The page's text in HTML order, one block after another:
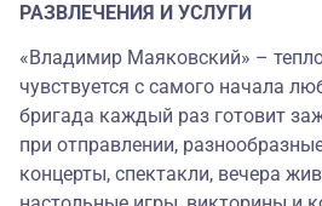
РАЗВЛЕЧЕНИЯ И УСЛУГИ
«Владимир Маяковский» –
чувствуется с самого начала
бригада каждый раз готовит
при отправлении,
концерты, спектакли, вечера